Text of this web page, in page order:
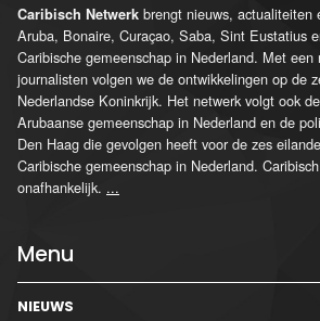
Caribisch Netwerk brengt nieuws, actualiteiten
Aruba, Bonaire, Curaçao, Saba, Sint Eustatius
Caribische gemeenschap in Nederland. Met een
journalisten volgen we de ontwikkelingen op de
Nederlandse Koninkrijk. Het netwerk volgt ook
Arubaanse gemeenschap in Nederland en de
Den Haag die gevolgen heeft voor de zes
Caribische gemeenschap in Nederland.
onafhankelijk. ...
Menu
NIEUWS